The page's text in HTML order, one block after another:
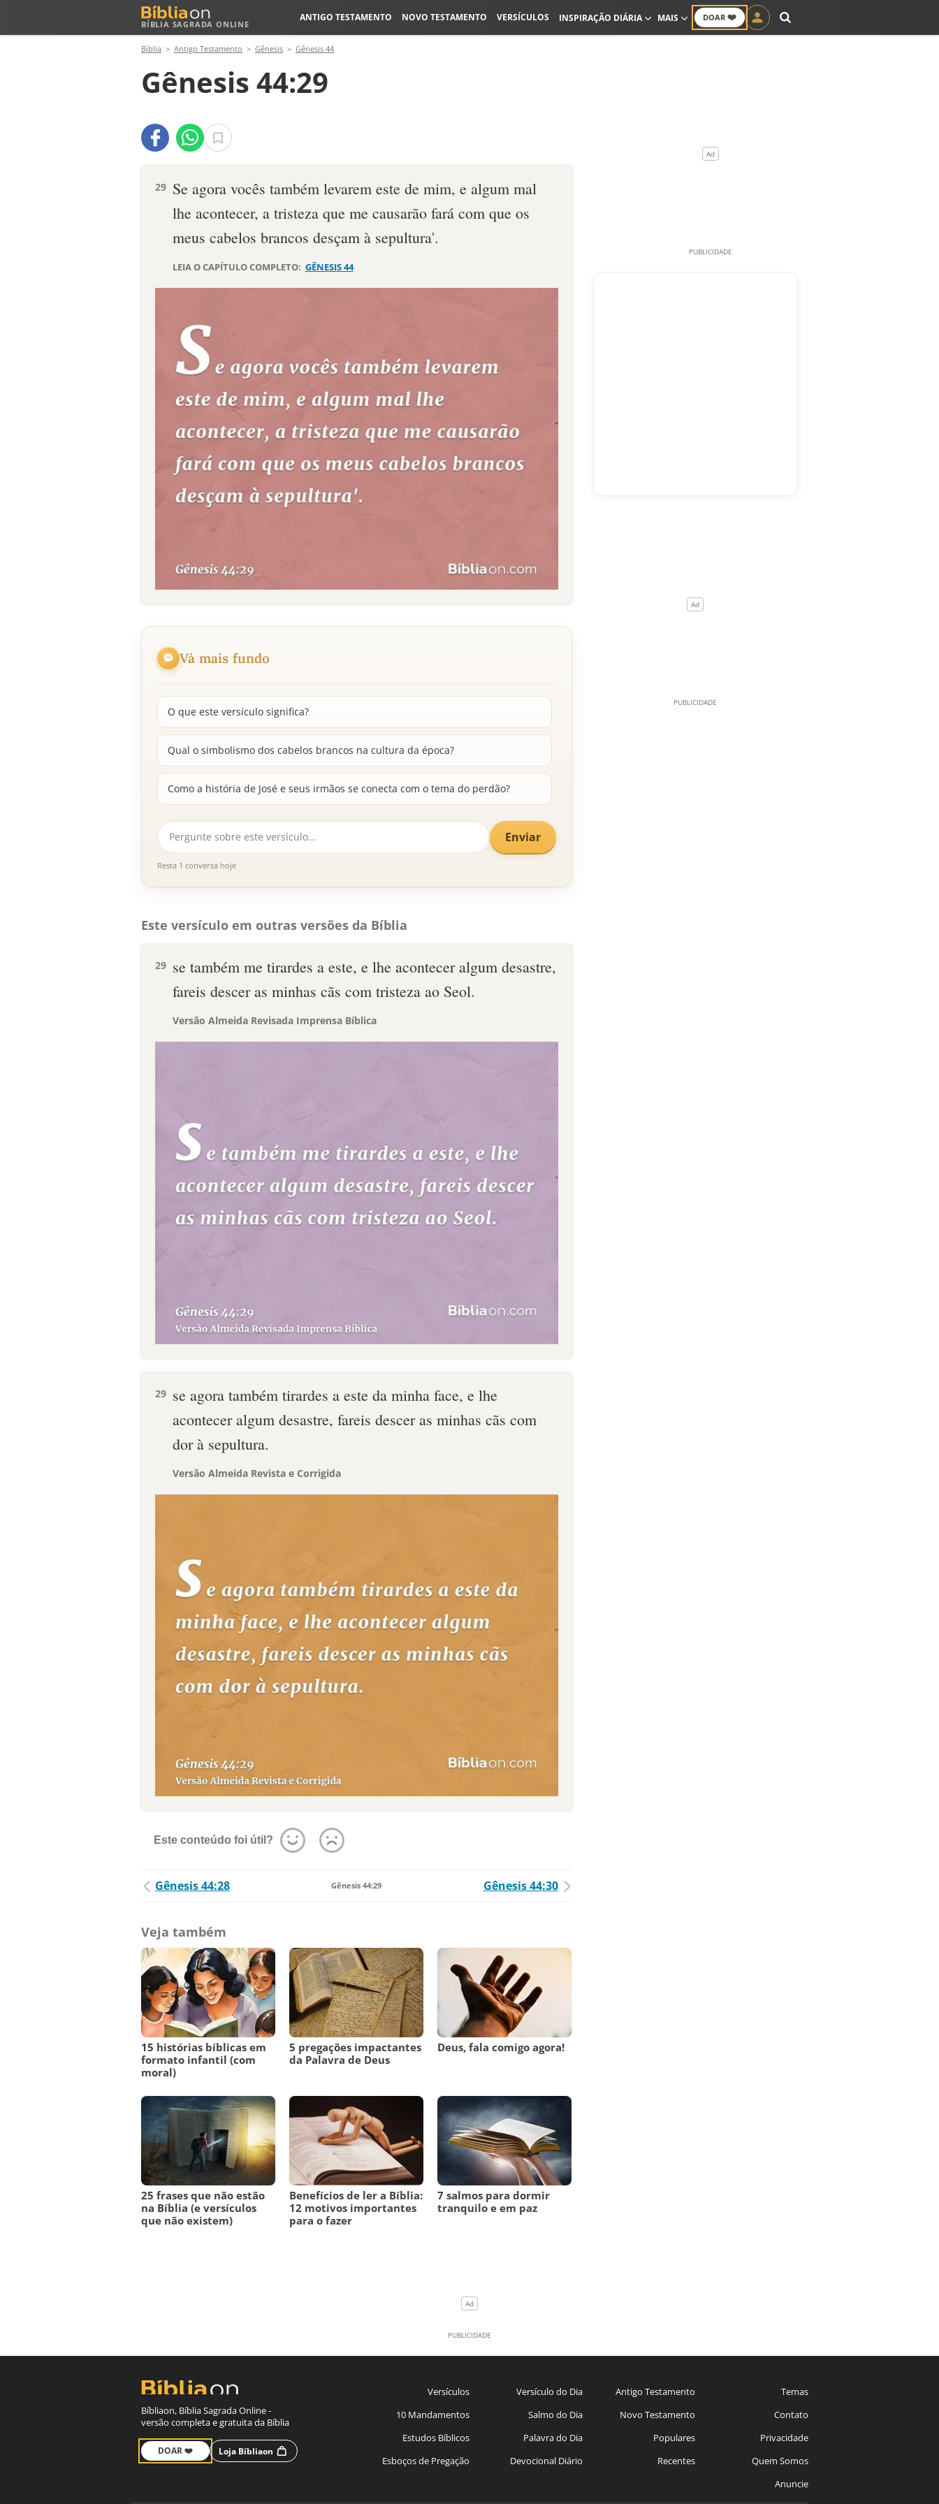
BÍBLIA SAGRADA ONLINE
DOAR ❤️
ANTIGO TESTAMENTO NOVO TESTAMENTO VERSÍCULOS INSPIRAÇÃO DIÁRIA MAIS
Bíblia Antigo Testamento Gênesis Gênesis 44
Gênesis 44:29
29 Se agora vocês também levarem este de mim, e algum mal
lhe acontecer, a tristeza que me causarão fará com que os
meus cabelos bran­cos desçam à sepultura'.
LEIA O CAPÍTULO COMPLETO: GÊNESIS 44
Vá mais fundo
O que este versículo significa?
Qual o simbolismo dos cabelos brancos na cultura da época?
Como a história de José e seus irmãos se conecta com o tema do perdão?
Enviar
Resta 1 conversa hoje
Este versículo em outras versões da Bíblia
29 se também me tirardes a este, e lhe acontecer algum desastre,
fareis descer as minhas cãs com tristeza ao Seol.
Versão Almeida Revisada Imprensa Bíblica
29 se agora também tirardes a este da minha face, e lhe
acontecer algum desastre, fareis descer as minhas cãs com
dor à sepultura.
Versão Almeida Revista e Corrigida
Este conteúdo foi útil?
Gênesis 44:28 Gênesis 44:29 Gênesis 44:30
Veja também
15 histórias bíblicas em
formato infantil (com
moral)
5 pregações impactantes
da Palavra de Deus
Deus, fala comigo agora!
25 frases que não estão
na Bíblia (e versículos
que não existem)
Benefícios de ler a Bíblia:
12 motivos importantes
para o fazer
7 salmos para dormir
tranquilo e em paz
Bíbliaon, Bíblia Sagrada Online -
versão completa e gratuita da Bíblia
DOAR ❤️ Loja Bíbliaon
Versículos
10 Mandamentos
Estudos Bíblicos
Esboços de Pregação
Versículo do Dia
Salmo do Dia
Palavra do Dia
Devocional Diário
Antigo Testamento
Novo Testamento
Populares
Recentes
Temas
Contato
Privacidade
Quem Somos
Anuncie